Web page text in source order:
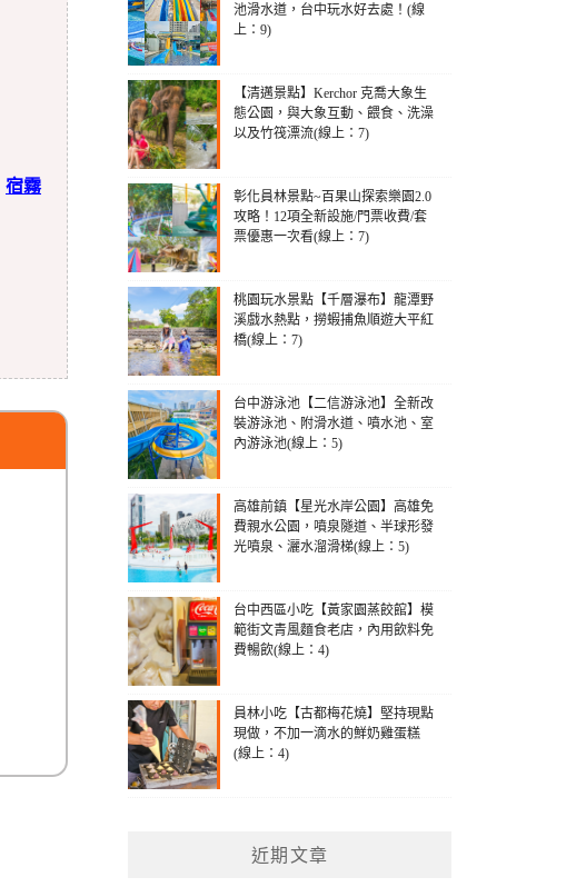
宿霧
池滑水道，台中玩水好去處！(線
上：9)
【清邁景點】Kerchor 克喬大象生
態公園，與大象互動、餵食、洗澡
以及竹筏漂流(線上：7)
彰化員林景點~百果山探索樂園2.0
攻略！12項全新設施/門票收費/套
票優惠一次看(線上：7)
桃園玩水景點【千層瀑布】龍潭野
溪戲水熱點，撈蝦捕魚順遊大平紅
橋(線上：7)
台中游泳池【二信游泳池】全新改
裝游泳池、附滑水道、噴水池、室
內游泳池(線上：5)
高雄前鎮【星光水岸公園】高雄免
費親水公園，噴泉隧道、半球形發
光噴泉、灑水溜滑梯(線上：5)
台中西區小吃【黃家園蒸餃館】模
範街文青風麵食老店，內用飲料免
費暢飲(線上：4)
員林小吃【古都梅花燒】堅持現點
現做，不加一滴水的鮮奶雞蛋糕
(線上：4)
近期文章